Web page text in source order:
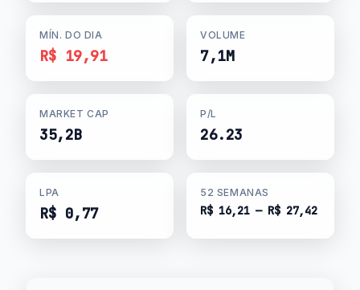
MÍN. DO DIA
R$ 19,91
VOLUME
7,1M
MARKET CAP
35,2B
P/L
26.23
LPA
R$ 0,77
52 SEMANAS
R$ 16,21 — R$ 27,42